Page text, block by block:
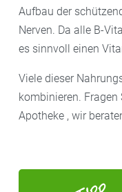
Aufbau der
Nerven. Da alle B-
es sinnvoll einen
Viele dieser
kombinieren. Fragen
Apotheke , wir